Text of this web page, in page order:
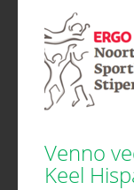
Venno
Keel